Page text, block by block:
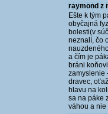
raymond z
Ešte k tým
obyčajná
bolesti(v
neznalí, čo
a čím je
bráni
zamyslenie
dravec,
hlavu na
sa na páke
váhou a